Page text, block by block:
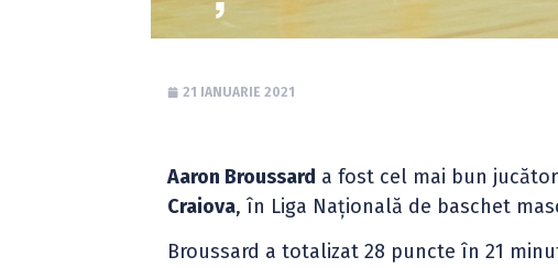
21 IANUARIE 2021
Aaron Broussard a fost cel mai bun
Craiova, în Liga Națională de baschet
Broussard a totalizat 28 puncte în 21